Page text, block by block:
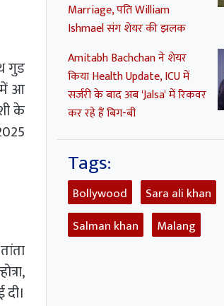
गुड
में आ
के
Marriage, पति William
Ishmael संग शेयर की झलक
Amitabh Bachchan ने शेयर
किया Health Update, ICU में
सर्जरी के बाद अब 'Jalsa' में रिकवर
कर रहे हैं बिग-बी
Tags:
Bollywood
Sara ali khan
Salman khan
Malang